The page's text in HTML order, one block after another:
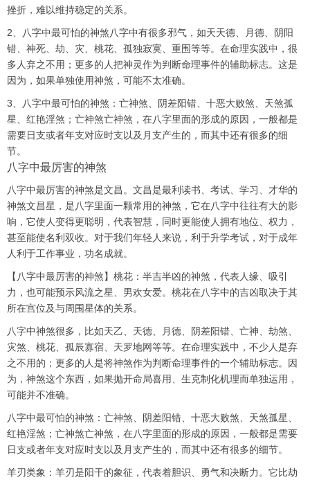
挫折，难以维持稳定的关系。
2、八字中最可怕的神煞八字中有很多邪气，如天天德、月德、阴阳
错、神死、劫、灾、桃花、孤独寂寞、重围等等。在命理实践中，很
多人弃之不用；更多的人把神灵作为判断命理事件的辅助标志。这是
因为，如果单独使用神煞，可能不太准确。
3、八字中最可怕的神煞：亡神煞、阴差阳错、十恶大败煞、天煞孤
星、红艳淫煞；亡神煞亡神煞，在八字里面的形成的原因，一般都是
需要日支或者年支对应时支以及月支产生的，而其中还有很多的细
节。
八字中最厉害的神煞
八字中最厉害的神煞是文昌。文昌是最利读书、考试、学习、才华的
神煞文昌星，是八字里面一颗常用的神煞，它在八字中往往有大的影
响，它使人变得更聪明，代表智慧，同时更能使人拥有地位、权力，
甚至能使名利双收。对于我们年轻人来说，利于升学考试，对于成年
人利于工作事业，功名成就。
【八字中最厉害的神煞】桃花：半吉半凶的神煞，代表人缘、吸引
力，也可能预示风流之星、男欢女爱。桃花在八字中的吉凶取决于其
所在宫位及与周围星体的关系。
八字中神煞很多，比如天乙、天德、月德、阴差阳错、亡神、劫煞、
灾煞、桃花、孤辰寡宿、天罗地网等等。在命理实践中，不少人是弃
之不用的；更多的人是将神煞作为判断命理事件的一个辅助标志。因
为，神煞这个东西，如果抛开命局喜用、生克制化机理而单独运用，
可能并不准确。
八字中最可怕的神煞：亡神煞、阴差阳错、十恶大败煞、天煞孤星、
红艳淫煞；亡神煞亡神煞，在八字里面的形成的原因，一般都是需要
日支或者年支对应时支以及月支产生的，而其中还有很多的细节。
羊刃类象：羊刃是阳干的象征，代表着胆识、勇气和决断力。它比劫